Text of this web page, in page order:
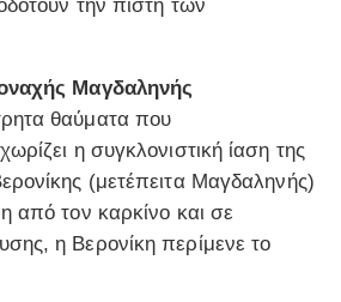
την πίστη των
Μαγδαληνής
θαύματα που
η συγκλονιστική ίαση της
(μετέπειτα Μαγδαληνής)
από τον καρκίνο και σε
η Βερονίκη περίμενε το